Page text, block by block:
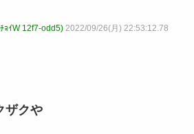
ｮｲW 12f7-odd5) 2022/09/26(月) 22:53:12.78
ザクや